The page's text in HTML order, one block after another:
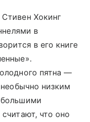
Хокинг
в
в его книге
пятна —
низким
что оно